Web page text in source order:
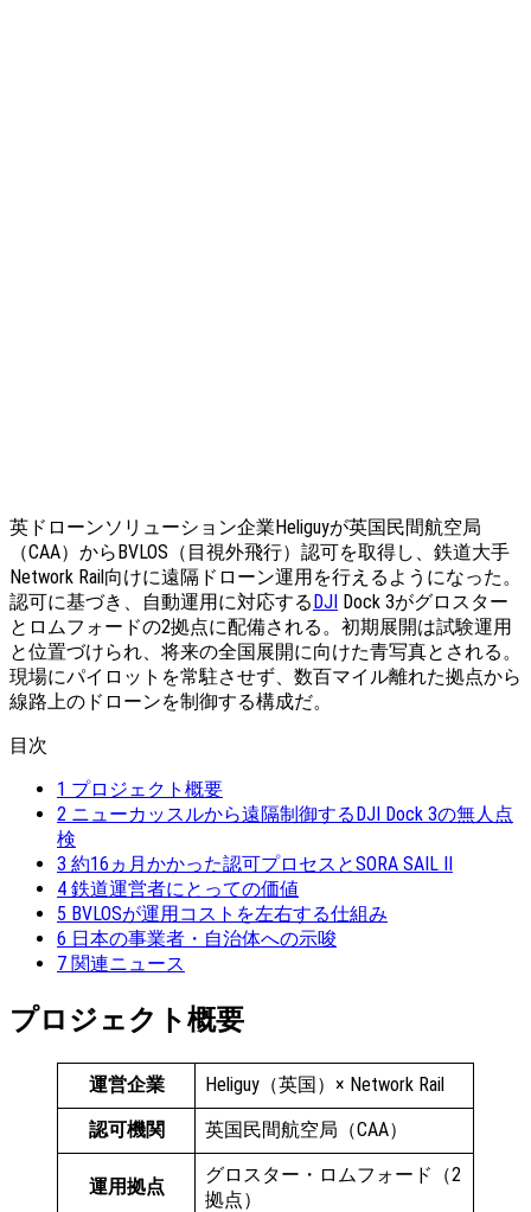
英ドローンソリューション企業Heliguyが英国民間航空局
（CAA）からBVLOS（目視外飛行）認可を取得し、鉄道大手
Network Rail向けに遠隔ドローン運用を行えるようになった。
認可に基づき、自動運用に対応するDJI Dock 3がグロスター
とロムフォードの2拠点に配備される。初期展開は試験運用
と位置づけられ、将来の全国展開に向けた青写真とされる。
現場にパイロットを常駐させず、数百マイル離れた拠点から
線路上のドローンを制御する構成だ。
目次
1 プロジェクト概要
2 ニューカッスルから遠隔制御するDJI Dock 3の無人点
検
3 約16ヵ月かかった認可プロセスとSORA SAIL II
4 鉄道運営者にとっての価値
5 BVLOSが運用コストを左右する仕組み
6 日本の事業者・自治体への示唆
7 関連ニュース
プロジェクト概要
運営企業
Heliguy（英国）× Network Rail
認可機関
英国民間航空局（CAA）
運用拠点
グロスター・ロムフォード（2
拠点）